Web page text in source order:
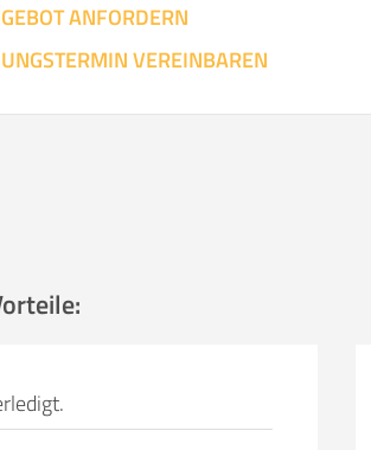
ANFORDERN
VEREINBAREN